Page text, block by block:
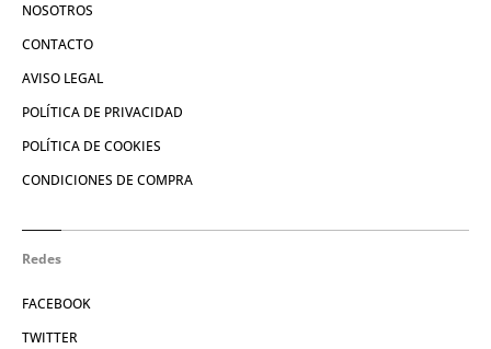
NOSOTROS
CONTACTO
AVISO LEGAL
POLÍTICA DE PRIVACIDAD
POLÍTICA DE COOKIES
CONDICIONES DE COMPRA
Redes
FACEBOOK
TWITTER